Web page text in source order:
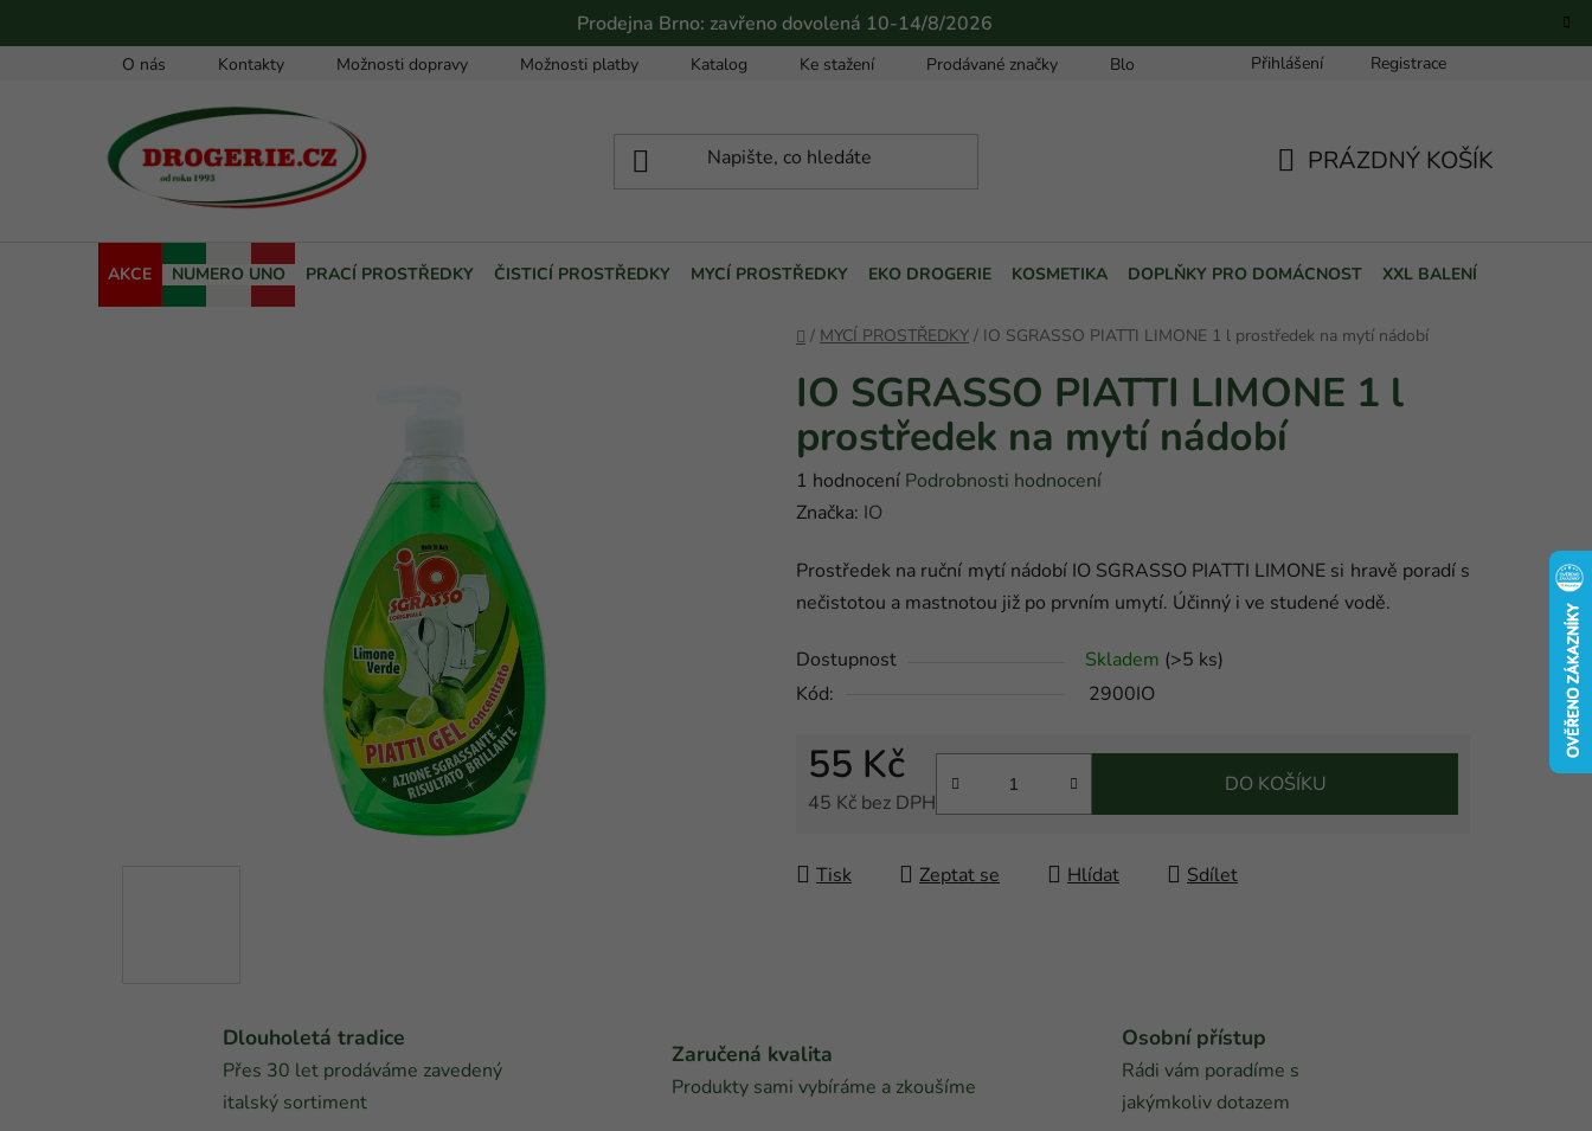
Prodejna Brno: zavřeno dovolená 10-14/8/2026
O nás Kontakty Možnosti dopravy Možnosti platby Katalog Ke stažení Prodávané značky Blog Přihlášení Registrace
PRÁZDNÝ KOŠÍK
AKCE NUMERO UNO PRACÍ PROSTŘEDKY ČISTICÍ PROSTŘEDKY MYCÍ PROSTŘEDKY EKO DROGERIE KOSMETIKA DOPLŇKY PRO DOMÁCNOST XXL BALENÍ
Domů
/ MYCÍ PROSTŘEDKY / IO SGRASSO PIATTI LIMONE 1 l prostředek na mytí nádobí
IO SGRASSO PIATTI LIMONE 1 l
prostředek na mytí nádobí
Průměrné
hodnocení
je
4,0
5
hvězdiček.
1 hodnocení Podrobnosti hodnocení
Značka: IO
Prostředek na ruční mytí nádobí IO SGRASSO PIATTI LIMONE si hravě poradí s
nečistotou a mastnotou již po prvním umytí. Účinný i ve studené vodě.
Dostupnost Skladem (>5 ks)
Kód:
2900IO
55 Kč
45 Kč bez DPH
DO KOŠÍKU
Tisk Zeptat se Hlídat Sdílet
Dlouholetá tradice
Přes 30 let prodáváme zavedený
italský sortiment
Zaručená kvalita
Produkty sami vybíráme a zkoušíme
Osobní přístup
Rádi vám poradíme s
jakýmkoliv dotazem